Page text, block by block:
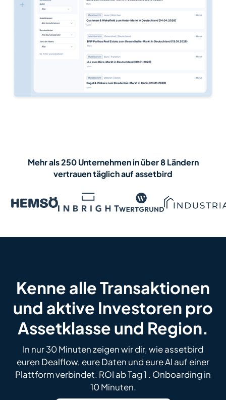
Mehr als 250 Unternehmen in über 8 Ländern
vertrauen täglich auf assetbird
Kenne alle Transaktionen
und aktive Investoren pro
Assetklasse und Region.
In nur 30 Minuten zeigen wir dir, wie assetbird
euren Dealflow, eure Daten und eure AI auf einer
Plattform verbindet. ROI ab Tag 1 . Onboarding in
10 Minuten.